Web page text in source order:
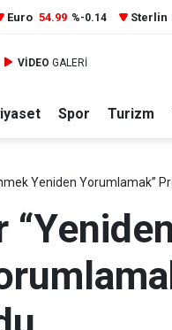
Euro 54.99 %-0.14 Sterlin
VİDEO GALERİ
Spor Turizm
Yeniden Yorumlamak”